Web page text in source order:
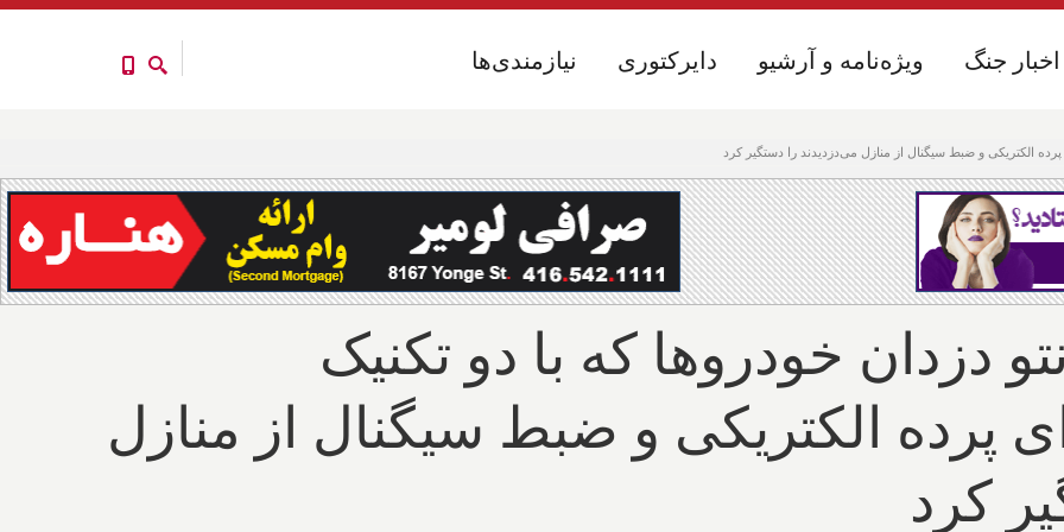
نیازمندی‌ها دایرکتوری ویژه‌نامه و آرشیو اخبار جنگ نیازمندی‌ها دایرکتوری ویژه‌نامه و آرشیو اخبار جنگ
دزدان خودروها که با دو تکنیک
۲۲ ثانیه‌ای پرده الکتریکی و ضبط سیگنال از منازل
کرد